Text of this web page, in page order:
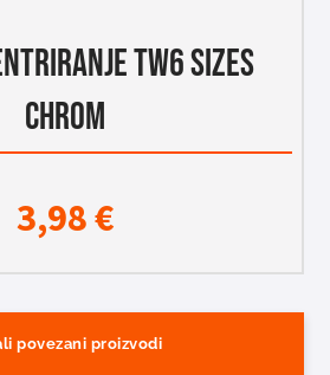
TW6 SIZES
CHROM
3,98€
povezani proizvodi